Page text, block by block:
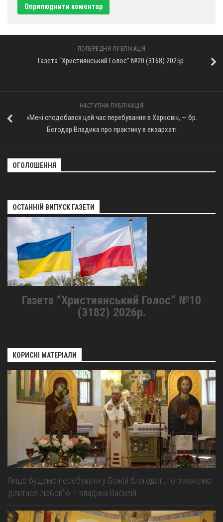
ПОПЕРЕДНЯ ПУБЛІКАЦІЯ
Газета “Християнський Голос” №20 (3168) 2025р.
НАСТУПНА ПУБЛІКАЦІЯ
«Мені сподобався цей час перебування в Харкові», — бр.
Богодар Владика про практику в екзархаті
ОГОЛОШЕННЯ
ОСТАННІЙ ВИПУСК ГАЗЕТИ
Газета “Християнський Голос” №10
(3182) 2026р.
КОРИСНІ МАТЕРІАЛИ
Якщо будемо перебувати у Божій благодаті, то зможемо
ділитися любов’ю – владика Василій